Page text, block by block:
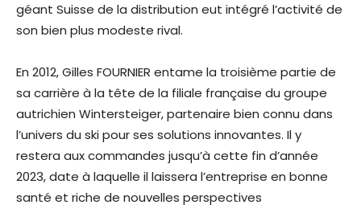
géant Suisse de la distribution eut intégré l’activité de
son bien plus modeste rival.
En 2012, Gilles FOURNIER entame la troisième partie de
sa carrière à la tête de la filiale française du groupe
autrichien Wintersteiger, partenaire bien connu dans
l’univers du ski pour ses solutions innovantes. Il y
restera aux commandes jusqu’à cette fin d’année
2023, date à laquelle il laissera l’entreprise en bonne
santé et riche de nouvelles perspectives